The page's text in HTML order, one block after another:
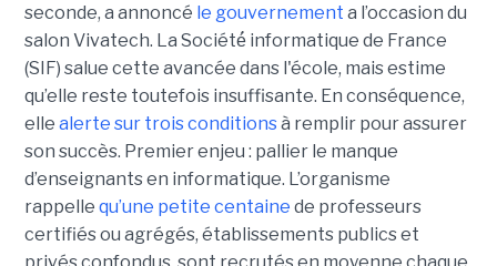
seconde, a annoncé le gouvernement a l’occasion du
salon Vivatech. La Société́ informatique de France
(SIF) salue cette avancée dans l'école, mais estime
qu’elle reste toutefois insuffisante. En conséquence,
elle alerte sur trois conditionsà remplir pour assurer
son succès. Premier enjeu : pallier le manque
d’enseignants en informatique. L’organisme
rappelle qu’une petite centaine de professeurs
certifiés ou agrégés, établissements publics et